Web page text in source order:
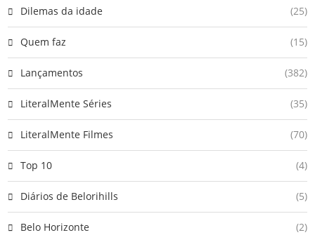
Dilemas da idade (25)
Quem faz (15)
Lançamentos (382)
LiteralMente Séries (35)
LiteralMente Filmes (70)
Top 10 (4)
Diários de Belorihills (5)
Belo Horizonte (2)